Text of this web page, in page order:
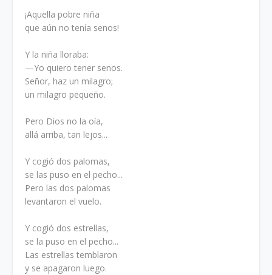
¡Aquella pobre niña
que aún no tenía senos!
Y la niña lloraba:
—Yo quiero tener senos.
Señor, haz un milagro;
un milagro pequeño.
Pero Dios no la oía,
allá arriba, tan lejos...
Y cogió dos palomas,
se las puso en el pecho...
Pero las dos palomas
levantaron el vuelo.
Y cogió dos estrellas,
se la puso en el pecho...
Las estrellas temblaron
y se apagaron luego.